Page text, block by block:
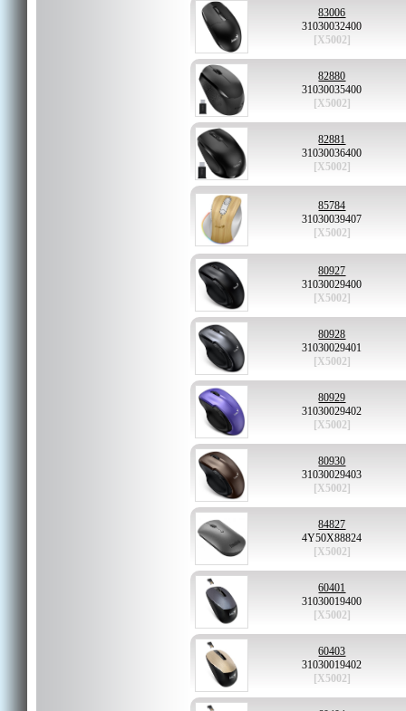
83006
31030032400
[X5002]
82880
31030035400
[X5002]
82881
31030036400
[X5002]
85784
31030039407
[X5002]
80927
31030029400
[X5002]
80928
31030029401
[X5002]
80929
31030029402
[X5002]
80930
31030029403
[X5002]
84827
4Y50X88824
[X5002]
60401
31030019400
[X5002]
60403
31030019402
[X5002]